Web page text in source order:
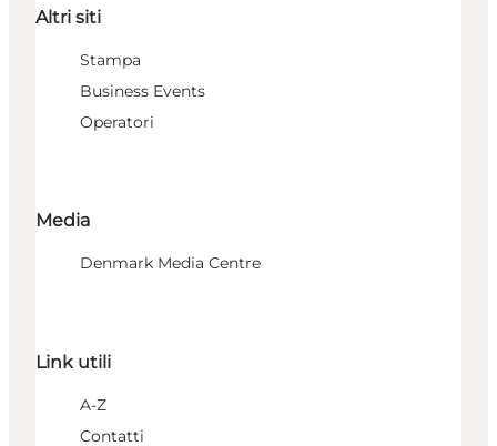
Altri siti
Stampa
Business Events
Operatori
Media
Denmark Media Centre
Link utili
A-Z
Contatti